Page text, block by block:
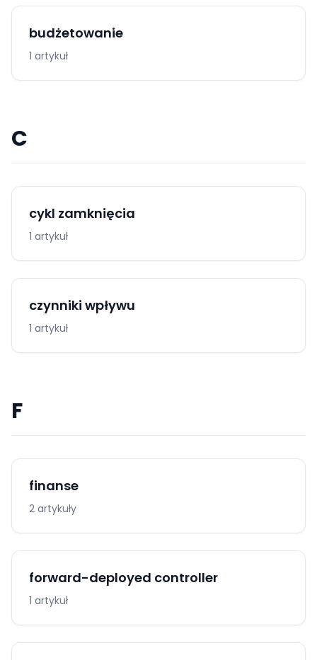
budżetowanie
1 artykuł
C
cykl zamknięcia
1 artykuł
czynniki wpływu
1 artykuł
F
finanse
2 artykuły
forward-deployed controller
1 artykuł